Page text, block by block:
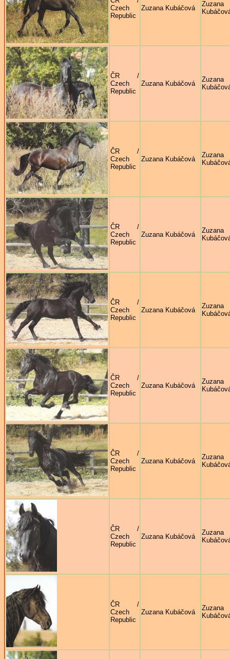
Czech
Republic
Zuzana Kubáčová
Zuzana
ČR /
Czech
Republic
Zuzana Kubáčová
Zuzana
ČR /
Czech
Republic
Zuzana Kubáčová
Zuzana
ČR /
Czech
Republic
Zuzana Kubáčová
Zuzana
ČR /
Czech
Republic
Zuzana Kubáčová
Zuzana
ČR /
Czech
Republic
Zuzana Kubáčová
Zuzana
ČR /
Czech
Republic
Zuzana Kubáčová
Zuzana
ČR /
Czech
Republic
Zuzana Kubáčová
Zuzana
ČR /
Czech
Republic
Zuzana Kubáčová
Zuzana